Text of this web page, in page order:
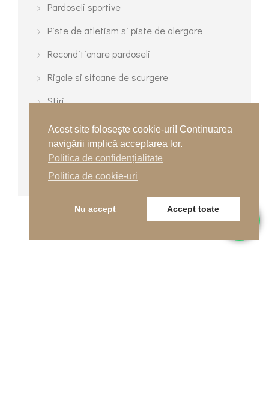
Pardoseli sportive
Piste de atletism si piste de alergare
Reconditionare pardoseli
Rigole si sifoane de scurgere
Stiri
Terenuri cu gazon sintetic
Terenuri de tenis
Terenuri turnate multisport
Acest site foloseşte cookie-uri! Continuarea
navigării implică acceptarea lor.
Politica de confidențialitate
Politica de cookie-uri
Nu accept Accept toate